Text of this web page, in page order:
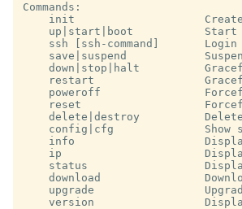
Commands:
init
up|start|boot           Start
ssh [ssh-command]       Login
save|suspend
down|stop|halt
restart
poweroff
reset
delete|destroy
config|cfg              Show
info
ip
status
download
upgrade
version